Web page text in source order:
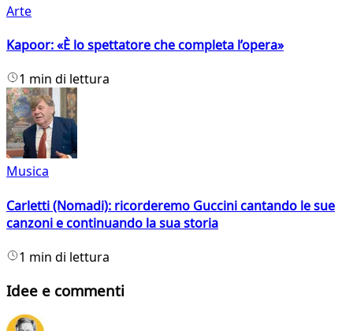
Arte
Kapoor: «È lo spettatore che completa l’opera»
1 min di lettura
Musica
Carletti (Nomadi): ricorderemo Guccini cantando le sue
canzoni e continuando la sua storia
1 min di lettura
Idee e commenti